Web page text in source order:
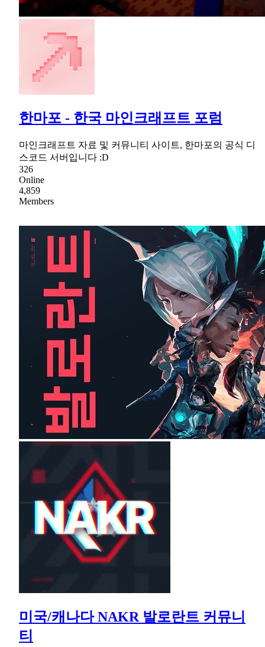
한마포 - 한국 마인크래프트 포럼
마인크래프트 자료 및 커뮤니티 사이트, 한마포의 공식 디
스코드 서버입니다 :D
326
Online
4,859
Members
미국/캐나다 NAKR 발로란트 커뮤니
티